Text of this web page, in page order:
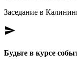
Заседание в
send
Будьте в курсе